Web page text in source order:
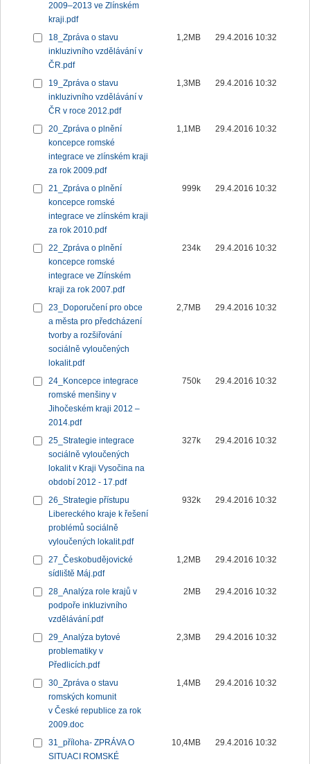
2009–2013 ve Zlínském
kraji.pdf
18_Zpráva o stavu
inkluzivního vzdělávání v
ČR.pdf
1,2MB 29.4.2016 10:32
19_Zpráva o stavu
inkluzivního vzdělávání v
ČR v roce 2012.pdf
1,3MB 29.4.2016 10:32
20_Zpráva o plnění
koncepce romské
integrace ve zlínském kraji
za rok 2009.pdf
1,1MB 29.4.2016 10:32
21_Zpráva o plnění
koncepce romské
integrace ve zlínském kraji
za rok 2010.pdf
999k 29.4.2016 10:32
22_Zpráva o plnění
koncepce romské
integrace ve Zlínském
kraji za rok 2007.pdf
234k 29.4.2016 10:32
23_Doporučení pro obce
a města pro předcházení
tvorby a rozšiřování
sociálně vyloučených
lokalit.pdf
2,7MB 29.4.2016 10:32
24_Koncepce integrace
romské menšiny v
Jihočeském kraji 2012 –
2014.pdf
750k 29.4.2016 10:32
25_Strategie integrace
sociálně vyloučených
lokalit v Kraji Vysočina na
období 2012 - 17.pdf
327k 29.4.2016 10:32
26_Strategie přístupu
Libereckého kraje k řešení
problémů sociálně
vyloučených lokalit.pdf
932k 29.4.2016 10:32
27_Českobudějovické
sídliště Máj.pdf
1,2MB 29.4.2016 10:32
28_Analýza role krajů v
podpoře inkluzivního
vzdělávání.pdf
2MB 29.4.2016 10:32
29_Analýza bytové
problematiky v
Předlicích.pdf
2,3MB 29.4.2016 10:32
30_Zpráva o stavu
romských komunit
v České republice za rok
2009.doc
1,4MB 29.4.2016 10:32
31_příloha- ZPRÁVA O
SITUACI ROMSKÉ
10,4MB 29.4.2016 10:32